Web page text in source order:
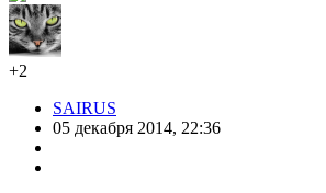
+2
SAIRUS
05 декабря 2014, 22:36